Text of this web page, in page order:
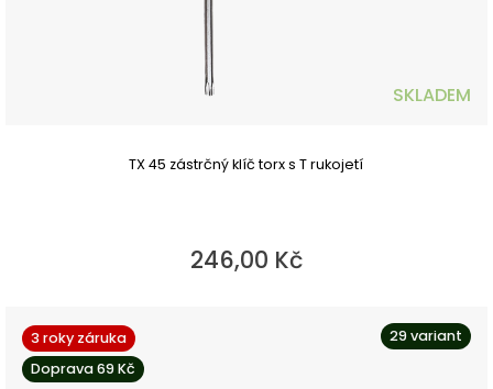
SKLADEM
TX 45 zástrčný klíč torx s T rukojetí
246,00 Kč
29 variant
3 roky záruka
Doprava 69 Kč